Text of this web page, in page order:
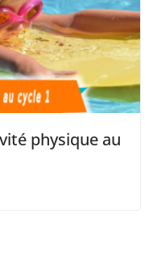
physique au